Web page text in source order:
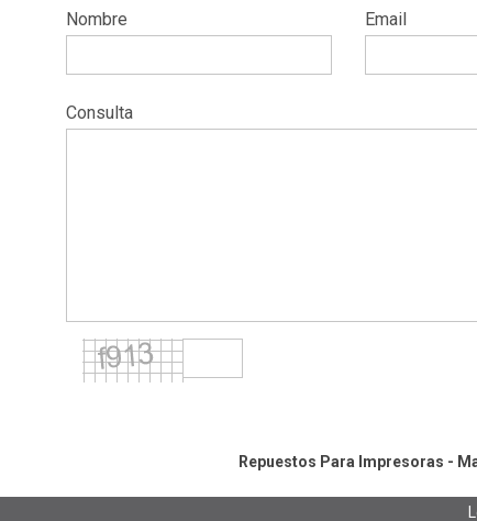
Nombre Email
Consulta
Repuestos Para Impresoras -